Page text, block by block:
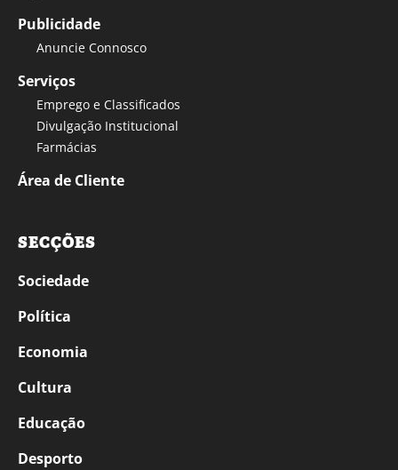
Publicidade
Anuncie Connosco
Serviços
Emprego e Classificados
Divulgação Institucional
Farmácias
Área de Cliente
SECÇÕES
Sociedade
Política
Economia
Cultura
Educação
Desporto